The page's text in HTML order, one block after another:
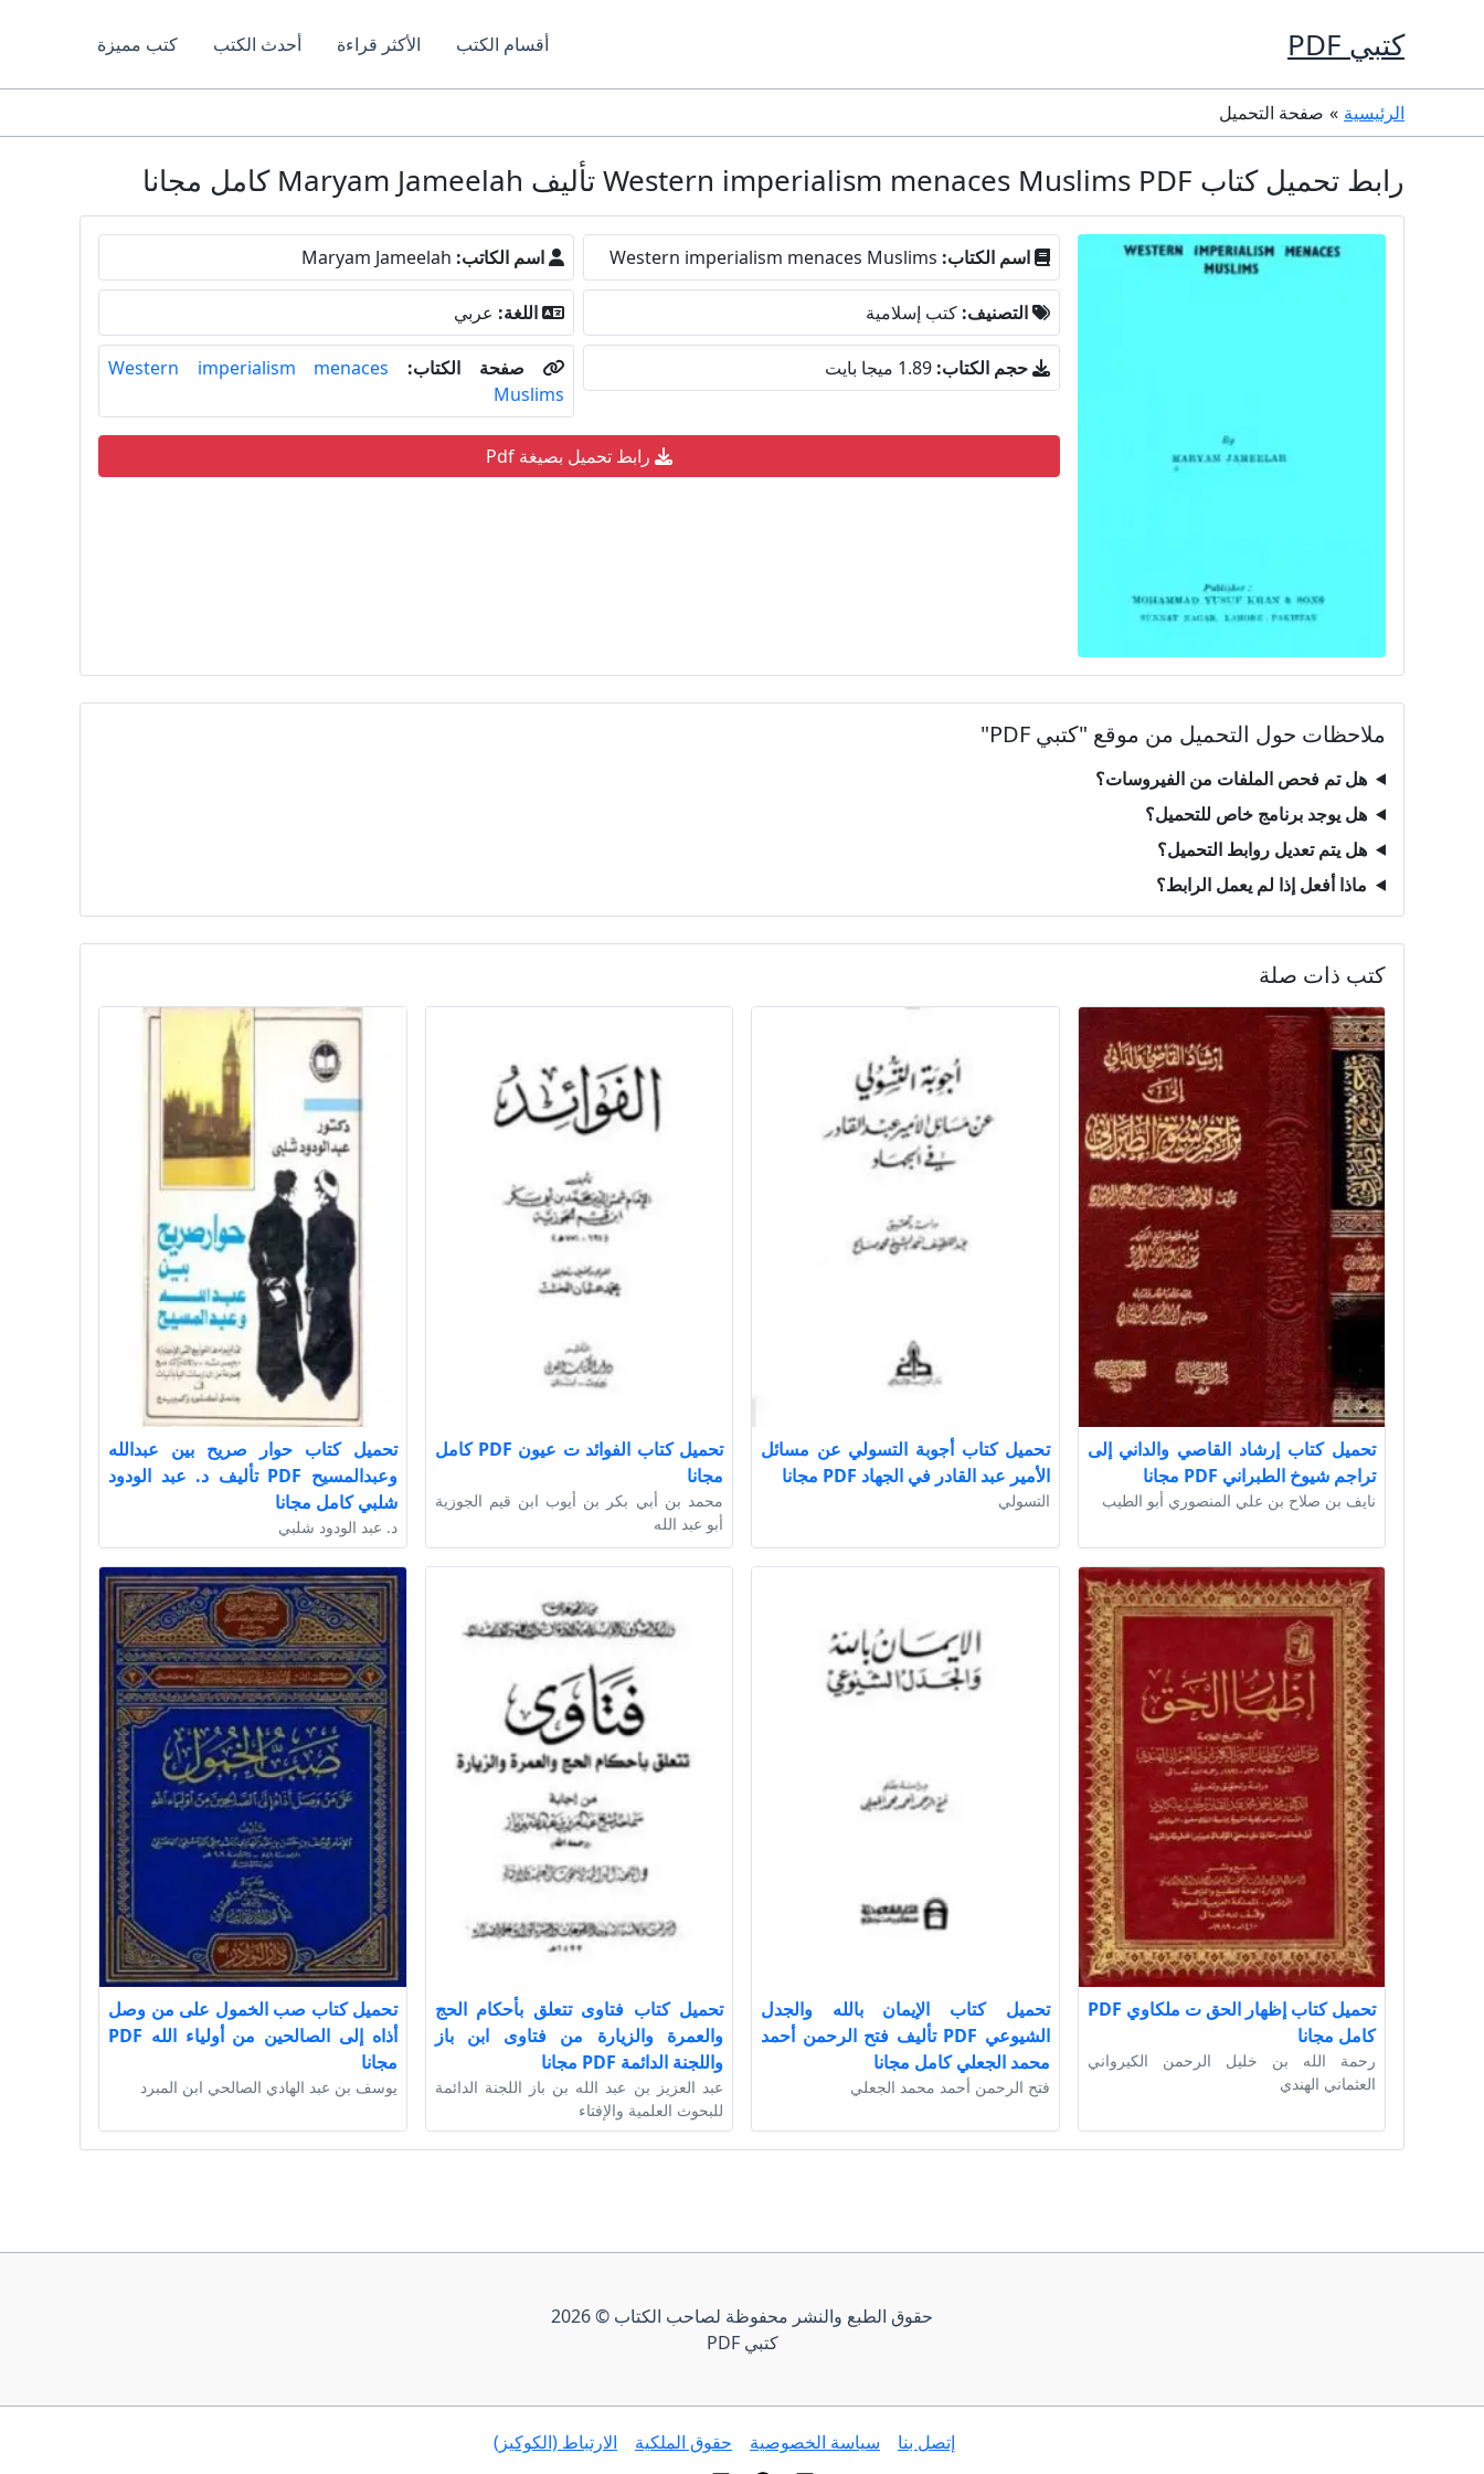
كتبي PDF أقسام الكتب الأكثر قراءة أحدث الكتب كتب مميزة
الرئيسية صفحة التحميل
رابط تحميل كتاب Western imperialism menaces Muslims PDF تأليف Maryam Jameelah كامل مجانا
اسم الكتاب: Western imperialism menaces Muslims اسم الكاتب: Maryam Jameelah
التصنيف: كتب إسلامية اللغة: عربي
حجم الكتاب: 1.89 ميجا بايت صفحة الكتاب:
Western imperialism menaces
Muslims
رابط تحميل بصيغة Pdf
ملاحظات حول التحميل من موقع "كتبي PDF"
هل تم فحص الملفات من الفيروسات؟
هل يوجد برنامج خاص للتحميل؟
هل يتم تعديل روابط التحميل؟
ماذا أفعل إذا لم يعمل الرابط؟
كتب ذات صلة
تحميل كتاب إرشاد القاصي والداني إلى
تراجم شيوخ الطبراني PDF مجانا
نايف بن صلاح بن علي المنصوري أبو الطيب
تحميل كتاب أجوبة التسولي عن مسائل
الأمير عبد القادر في الجهاد PDF مجانا
التسولي
تحميل كتاب الفوائد ت عيون PDF كامل
مجانا
محمد بن أبي بكر بن أيوب ابن قيم الجوزية
أبو عبد الله
تحميل كتاب حوار صريح بين عبدالله
وعبدالمسيح PDF تأليف د. عبد الودود
شلبي كامل مجانا
د. عبد الودود شلبي
تحميل كتاب إظهار الحق ت ملكاوي PDF
كامل مجانا
رحمة الله بن خليل الرحمن الكيرواني
العثماني الهندي
تحميل كتاب الإيمان بالله والجدل
الشيوعي PDF تأليف فتح الرحمن أحمد
محمد الجعلي كامل مجانا
فتح الرحمن أحمد محمد الجعلي
تحميل كتاب فتاوى تتعلق بأحكام الحج
والعمرة والزيارة من فتاوى ابن باز
واللجنة الدائمة PDF مجانا
عبد العزيز بن عبد الله بن باز اللجنة الدائمة
للبحوث العلمية والإفتاء
تحميل كتاب صب الخمول على من وصل
أذاه إلى الصالحين من أولياء الله PDF
مجانا
يوسف بن عبد الهادي الصالحي ابن المبرد
حقوق الطبع والنشر محفوظة لصاحب الكتاب © 2026
كتبي PDF
إتصل بنا سياسة الخصوصية حقوق الملكية الارتباط (الكوكيز)